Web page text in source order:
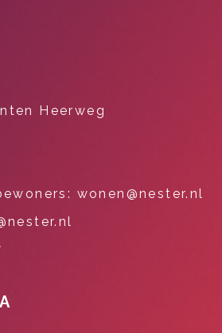
Heerweg
wonen@nester.nl